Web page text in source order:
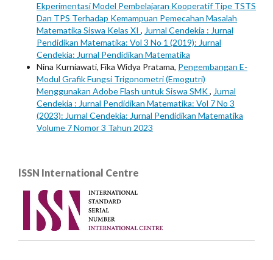
Ekperimentasi Model Pembelajaran Kooperatif Tipe TSTS
Dan TPS Terhadap Kemampuan Pemecahan Masalah
Matematika Siswa Kelas XI , Jurnal Cendekia : Jurnal
Pendidikan Matematika: Vol 3 No 1 (2019): Jurnal
Cendekia: Jurnal Pendidikan Matematika
Nina Kurniawati, Fika Widya Pratama, Pengembangan E-
Modul Grafik Fungsi Trigonometri (Emogutri)
Menggunakan Adobe Flash untuk Siswa SMK, Jurnal
Cendekia : Jurnal Pendidikan Matematika: Vol 7 No 3
(2023): Jurnal Cendekia: Jurnal Pendidikan Matematika
Volume 7 Nomor 3 Tahun 2023
lSSN International Centre